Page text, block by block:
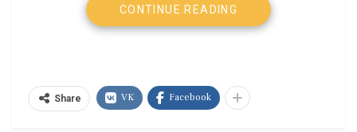
han llegado al extremo de asesinar vecinos o
autoridades que limpian las zonas afectadas.
a represalias, habitantes de Chacao han dicho
estar dispuestos a mudarse de ese sector
CONTINUE READING
Share VK Facebook